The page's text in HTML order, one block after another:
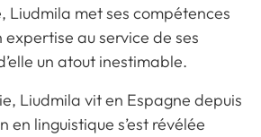
Liudmila met ses compétences
expertise au service de ses
un atout inestimable.
Liudmila vit en Espagne depuis
linguistique s’est révélée